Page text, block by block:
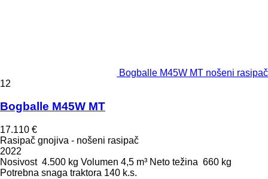
Bogballe M45W MT nošeni rasipač
12
Bogballe M45W MT
17.110 €
Rasipač gnojiva - nošeni rasipač
2022
Nosivost 4.500 kg Volumen 4,5 m³ Neto težina 660 kg
Potrebna snaga traktora 140 k.s.